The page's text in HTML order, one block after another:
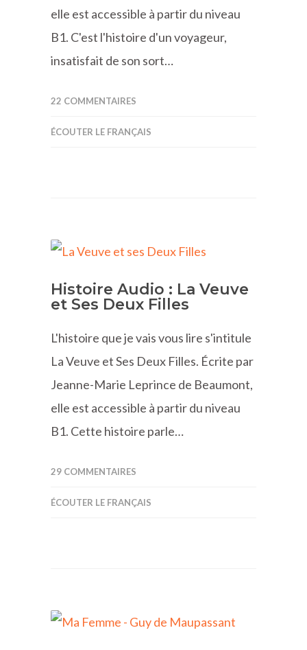
elle est accessible à partir du niveau
B1. C'est l'histoire d'un voyageur,
insatisfait de son sort…
22 COMMENTAIRES
ÉCOUTER LE FRANÇAIS
Histoire Audio : La Veuve
et Ses Deux Filles
L'histoire que je vais vous lire s'intitule
La Veuve et Ses Deux Filles. Écrite par
Jeanne-Marie Leprince de Beaumont,
elle est accessible à partir du niveau
B1. Cette histoire parle…
29 COMMENTAIRES
ÉCOUTER LE FRANÇAIS